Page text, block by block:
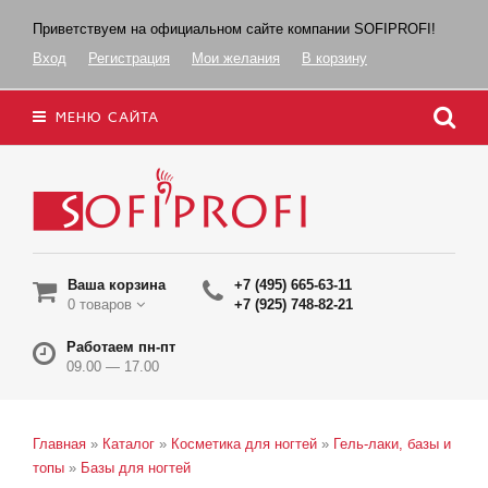
Приветствуем на официальном сайте компании SOFIPROFI!
Вход
Регистрация Мои желания В корзину
МЕНЮ САЙТА
Ваша корзина
0 товаров
+7 (495) 665-63-11
+7 (925) 748-82-21
Работаем пн-пт
09.00 — 17.00
Главная » Каталог » Косметика для ногтей » Гель-лаки, базы и
топы » Базы для ногтей